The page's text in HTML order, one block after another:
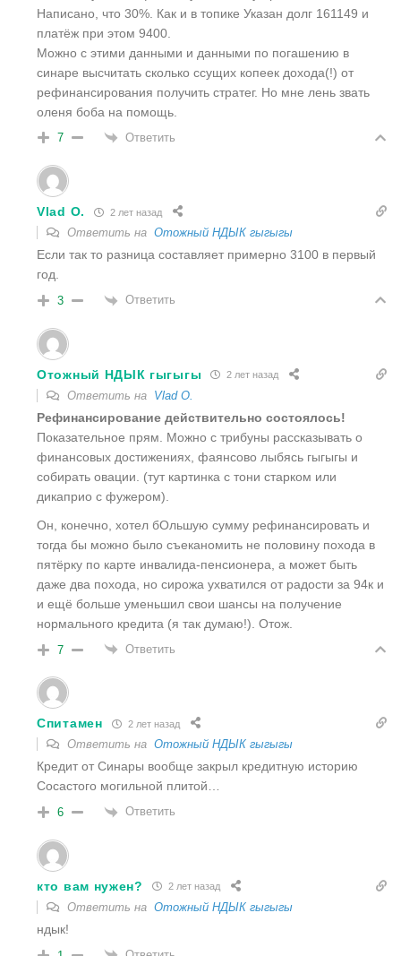
Написано, что 30%. Как и в топике Указан долг 161149 и
платёж при этом 9400.
Можно с этими данными и данными по погашению в
синаре высчитать сколько ссущих копеек дохода(!) от
рефинансирования получить стратег. Но мне лень звать
оленя боба на помощь.
7 Ответить
Vlad O. 2 лет назад
Ответить на Отожный НДЫК гыгыгы
Если так то разница составляет примерно 3100 в первый
год.
3 Ответить
Отожный НДЫК гыгыгы 2 лет назад
Ответить на Vlad O.
Рефинансирование действительно состоялось!
Показательное прям. Можно с трибуны рассказывать о
финансовых достижениях, фаянсово лыбясь гыгыгы и
собирать овации. (тут картинка с тони старком или
дикаприо с фужером).
Он, конечно, хотел бОльшую сумму рефинансировать и
тогда бы можно было съеканомить не половину похода в
пятёрку по карте инвалида-пенсионера, а может быть
даже два похода, но сирожа ухватился от радости за 94к и
и ещё больше уменьшил свои шансы на получение
нормального кредита (я так думаю!). Отож.
7 Ответить
Спитамен 2 лет назад
Ответить на Отожный НДЫК гыгыгы
Кредит от Синары вообще закрыл кредитную историю
Сосастого могильной плитой…
6 Ответить
кто вам нужен? 2 лет назад
Ответить на Отожный НДЫК гыгыгы
ндык!